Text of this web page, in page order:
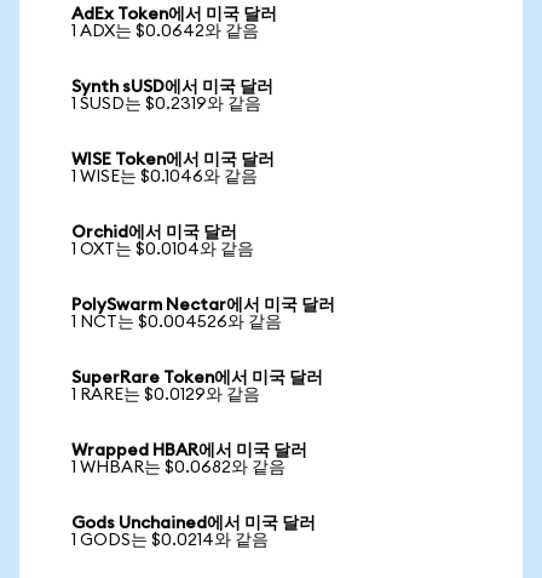
AdEx Token에서 미국 달러
1 ADX는 $0.0642와 같음
Synth sUSD에서 미국 달러
1 SUSD는 $0.2319와 같음
WISE Token에서 미국 달러
1 WISE는 $0.1046와 같음
Orchid에서 미국 달러
1 OXT는 $0.0104와 같음
PolySwarm Nectar에서 미국 달러
1 NCT는 $0.004526와 같음
SuperRare Token에서 미국 달러
1 RARE는 $0.0129와 같음
Wrapped HBAR에서 미국 달러
1 WHBAR는 $0.0682와 같음
Gods Unchained에서 미국 달러
1 GODS는 $0.0214와 같음